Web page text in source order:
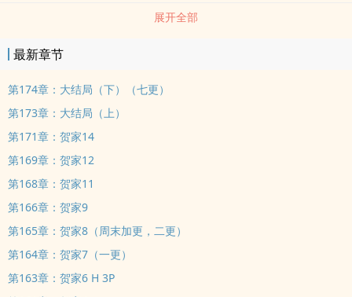
后，她的人生就如同开挂了一般。冷峻帅气的心理医生贺子谦，温柔
儒雅的大学教授楚辞，还有她那失踪了一年的警察丈夫苏寒。三个男
神级别的人开始对她进行了疯狂的追求。一时间，她居然成了香饽
件诡异的事情开始在她身边发生。而她的记忆开始慢慢复苏，整个世
界开始在她面前一点一点的彻底颠覆。 各位书友要是觉得《灵异：迷
展开全部
最新章节
第174章：大结局（下）（七更）
第173章：大结局（上）
第171章：贺家14
第169章：贺家12
第168章：贺家11
第166章：贺家9
第165章：贺家8（周末加更，二更）
第164章：贺家7（一更）
第163章：贺家6 H 3P